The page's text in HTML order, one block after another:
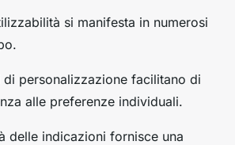
si manifesta in numerosi
personalizzazione facilitano di
alle preferenze individuali.
delle indicazioni fornisce una